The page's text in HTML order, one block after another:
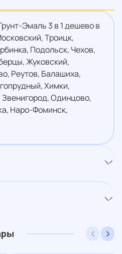
Эмаль 3 в 1 дешево в
Троицк,
Подольск, Чехов,
Жуковский,
Реутов, Балашиха,
Химки,
Одинцово,
Наро-Фоминск,